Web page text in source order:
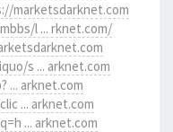
marketsdarknet.com
l ... rknet.com/
s ... arknet.com
... arknet.com
... arknet.com
... arknet.com